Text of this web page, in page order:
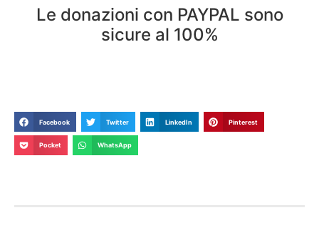
Le donazioni con PAYPAL sono
sicure al 100%
Facebook Twitter LinkedIn Pinterest
Pocket WhatsApp